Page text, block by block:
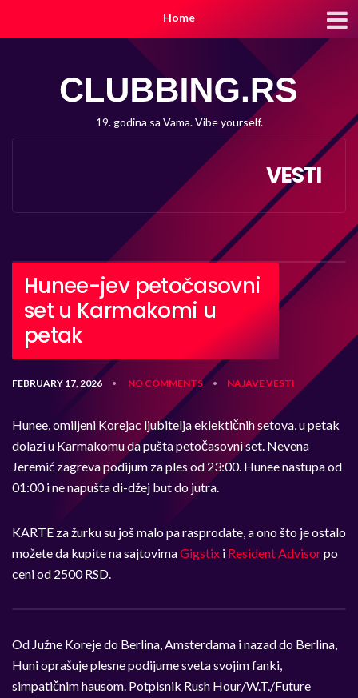
Home
19. godina sa Vama. Vibe yourself.
VESTI
Hunee-jev petočasovni
set u Karmakomi u
petak
FEBRUARY 17, 2026 • NO COMMENTS • NAJAVEVESTI
Hunee, omiljeni Korejac ljubitelja eklektičnih setova, u petak
dolazi u Karmakomu da pušta petočasovni set. Nevena
Jeremić zagreva podijum za ples od 23:00. Hunee nastupa od
01:00 i ne napušta di-džej but do jutra.
KARTE za žurku su još malo pa rasprodate, a ono što je ostalo
možete da kupite na sajtovimaGigstix i Resident Advisorpo
ceni od 2500 RSD.
Od Južne Koreje do Berlina, Amsterdama i nazad do Berlina,
Huni oprašuje plesne podijume sveta svojim fanki,
simpatičnim hausom. Potpisnik Rush Hour/W.T./Future